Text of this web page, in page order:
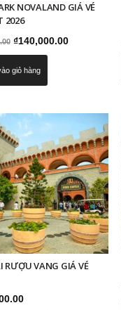
NOVALAND GIÁ VÉ
2026
Giá
gốc
là:
₫140,000.00Giá
giỏ hàng
RƯỢU VANG GIÁ VÉ